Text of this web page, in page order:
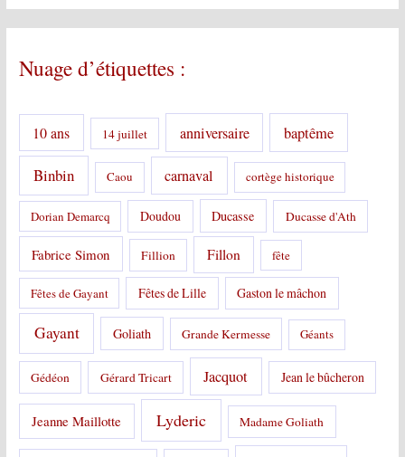
é
g
r
s
Nuage d’étiquettes :
10 ans 14 juillet anniversaire baptême
Binbin Caou carnaval cortège historique
Dorian Demarcq Doudou Ducasse Ducasse d'Ath
Fabrice Simon Fillion Fillon fête
Fêtes de Gayant Fêtes de Lille Gaston le mâchon
Gayant Goliath Grande Kermesse Géants
Gédéon Gérard Tricart Jacquot Jean le bûcheron
Jeanne Maillotte Lyderic Madame Goliath